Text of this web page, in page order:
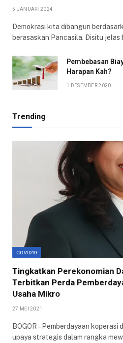
5 JANUARI 2024
Demokrasi kita dibangun
berasaskan Pancasila. Disitu
Pembebasan
Harapan Kah?
1 DESEMBER 2020
Trending
COVID19
Tingkatkan Perekonomian
Terbitkan Perda
Usaha Mikro
27 MEI 2021
BOGOR – Pemberdayaan koperasi
upaya strategis dalam rangka